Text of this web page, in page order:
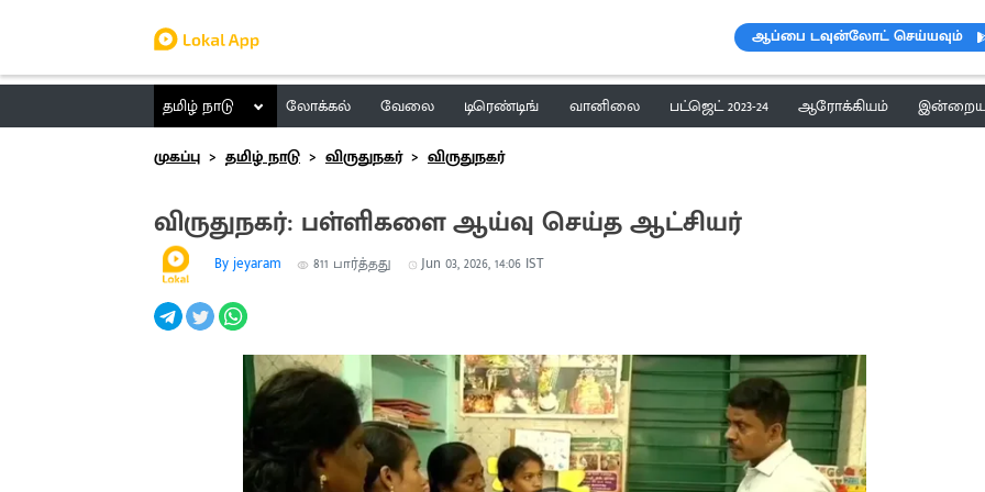
ஆப்பை டவுன்லோட் செய்யவும்
தமிழ் நாடு லோக்கல் வேலை டிரெண்டிங் வானிலை பட்ஜெட் 2023-24 ஆரோக்கியம் இன்றைய
முகப்பு
தமிழ் நாடு விருதுநகர் விருதுநகர்
விருதுநகர்: பள்ளிகளை ஆய்வு செய்த ஆட்சியர்
By jeyaram 811 பார்த்தது Jun 03, 2026, 14:06 IST